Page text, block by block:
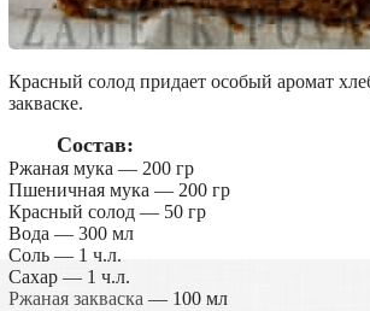
Красный солод придает особый аромат
закваске.
Состав:
Ржаная мука — 200 гр
Пшеничная мука — 200 гр
Красный солод — 50 гр
Вода — 300 мл
Соль — 1 ч.л.
Сахар — 1 ч.л.
Ржаная закваска — 100 мл